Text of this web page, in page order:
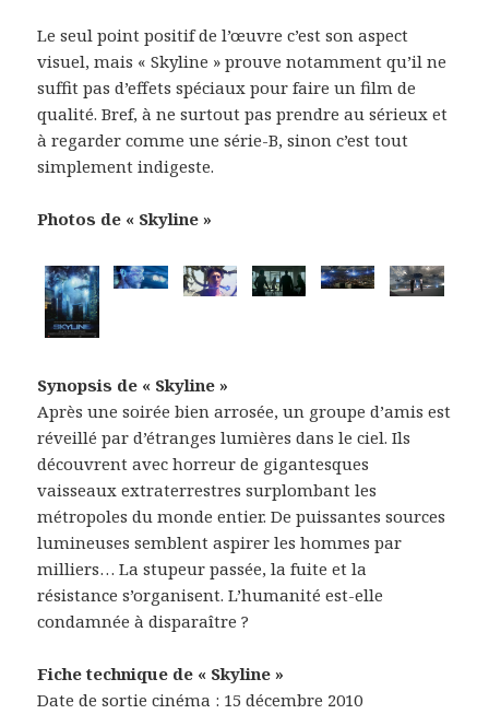
Le seul point positif de l’œuvre c’est son aspect
visuel, mais « Skyline » prouve notamment qu’il ne
suffit pas d’effets spéciaux pour faire un film de
qualité. Bref, à ne surtout pas prendre au sérieux et
à regarder comme une série-B, sinon c’est tout
simplement indigeste.
Photos de « Skyline »
Synopsis de « Skyline »
Après une soirée bien arrosée, un groupe d’amis est
réveillé par d’étranges lumières dans le ciel. Ils
découvrent avec horreur de gigantesques
vaisseaux extraterrestres surplombant les
métropoles du monde entier. De puissantes sources
lumineuses semblent aspirer les hommes par
milliers… La stupeur passée, la fuite et la
résistance s’organisent. L’humanité est-elle
condamnée à disparaître ?
Fiche technique de « Skyline »
Date de sortie cinéma : 15 décembre 2010